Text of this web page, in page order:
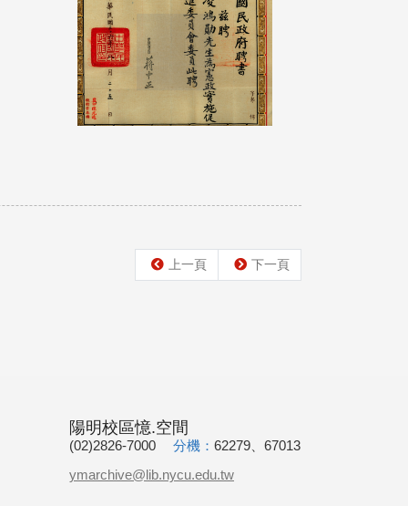
上一頁 下一頁
陽明校區憶.空間
(02)2826-7000 分機： 62279、67013
ymarchive@lib.nycu.edu.tw